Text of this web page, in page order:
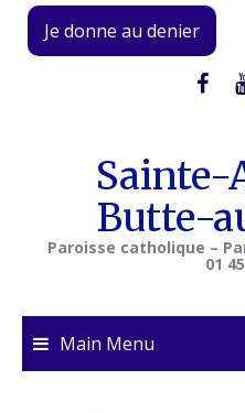
Skip
content
Je donne au denier
Sainte-
Butte-
Paroisse catholique –
01
Main Menu